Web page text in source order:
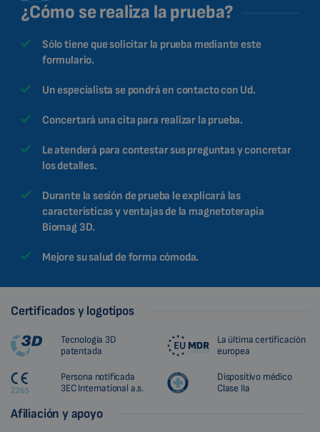
¿Cómo se realiza la prueba?
Sólo tiene que solicitar la prueba mediante este
formulario.
Un especialista se pondrá en contacto con Ud.
Concertará una cita para realizar la prueba.
Le atenderá para contestar sus preguntas y concretar
los detalles.
Durante la sesión de prueba le explicará las
características y ventajas de la magnetoterapia
Biomag 3D.
Mejore su salud de forma cómoda.
Certificados y logotipos
Tecnología 3D
patentada
La última certificación
europea
Persona notificada
3EC International a.s.
Dispositivo médico
Clase IIa
Afiliación y apoyo